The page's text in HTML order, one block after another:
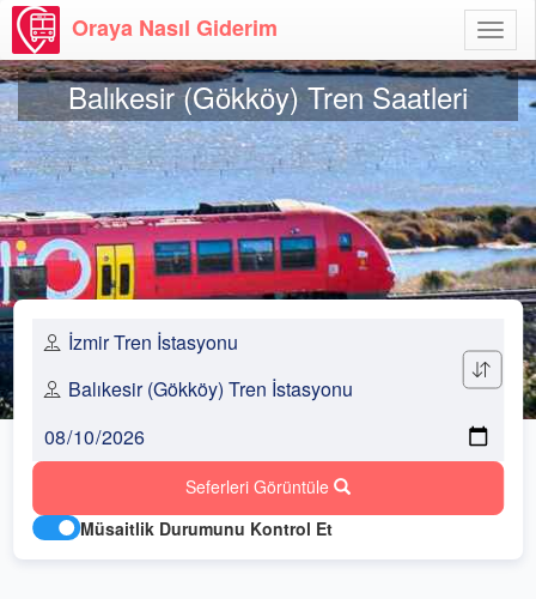
Aç
Oraya Nasıl Giderim
Balıkesir (Gökköy) Tren Saatleri
Seferleri Görüntüle
Müsaitlik Durumunu Kontrol Et